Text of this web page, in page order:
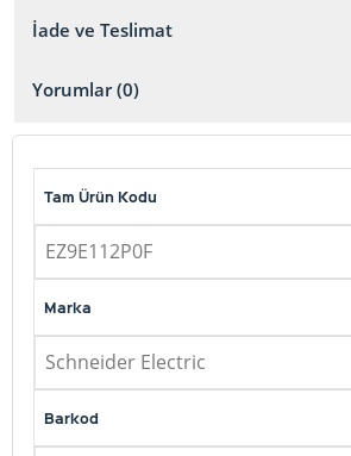
İade ve Teslimat
Yorumlar (0)
Tam Ürün Kodu
EZ9E112P0F
Marka
Schneider Electric
Barkod